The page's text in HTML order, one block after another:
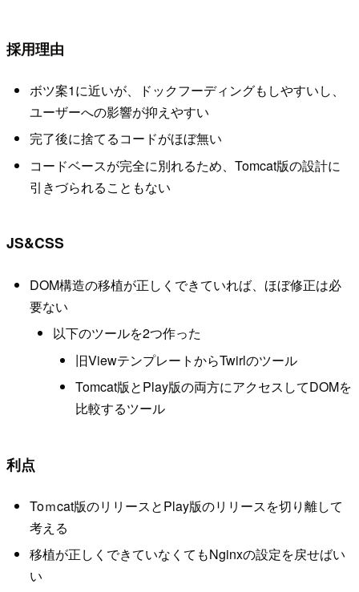
採用理由
ボツ案1に近いが、ドックフーディングもしやすいし、
ユーザーへの影響が抑えやすい
完了後に捨てるコードがほぼ無い
コードベースが完全に別れるため、Tomcat版の設計に
引きづられることもない
JS&CSS
DOM構造の移植が正しくできていれば、ほぼ修正は必
要ない
以下のツールを2つ作った
旧ViewテンプレートからTwirlのツール
Tomcat版とPlay版の両方にアクセスしてDOMを
比較するツール
利点
Toｍcat版のリリースとPlay版のリリースを切り離して
考える
移植が正しくできていなくてもNginxの設定を戻せばい
い